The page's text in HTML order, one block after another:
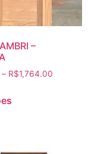
–
– R$1,764.00